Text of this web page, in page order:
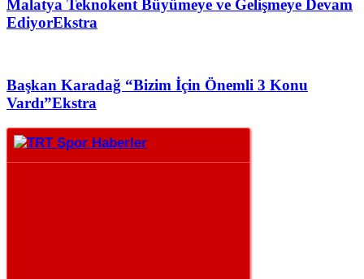
Malatya Teknokent Büyümeye ve Gelişmeye Devam
EdiyorEkstra
Başkan Karadağ “Bizim İçin Önemli 3 Konu
Vardı”Ekstra